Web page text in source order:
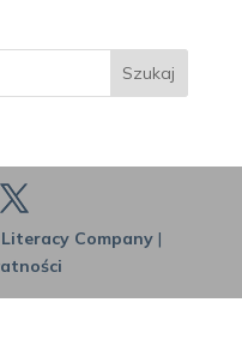
Szukaj
Company|